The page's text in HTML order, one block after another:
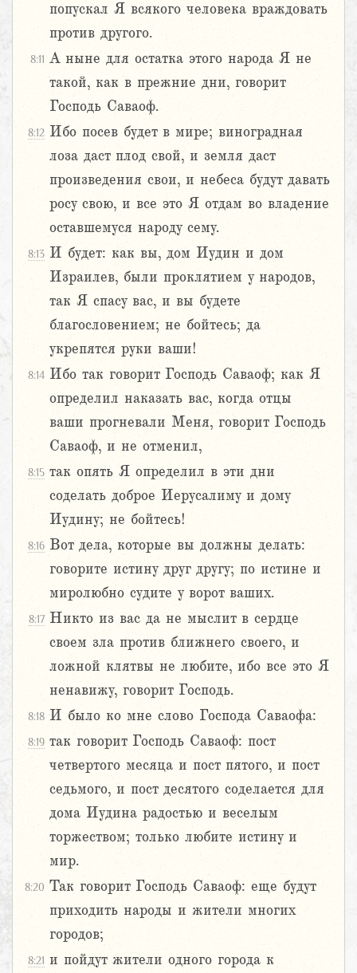
попускал Я всякого человека враждовать
против другого.
8:11 А ныне для остатка этого народа Я не
такой, как в прежние дни, говорит
Господь Саваоф.
8:12 Ибо посев будет в мире; виноградная
лоза даст плод свой, и земля даст
произведения свои, и небеса будут давать
росу свою, и все это Я отдам во владение
оставшемуся народу сему.
8:13 И будет: как вы, дом Иудин и дом
Израилев, были проклятием у народов,
так Я спасу вас, и вы будете
благословением; не бойтесь; да
укрепятся руки ваши!
8:14 Ибо так говорит Господь Саваоф; как Я
определил наказать вас, когда отцы
ваши прогневали Меня, говорит Господь
Саваоф, и не отменил,
8:15 так опять Я определил в эти дни
соделать доброе Иерусалиму и дому
Иудину; не бойтесь!
8:16 Вот дела, которые вы должны делать:
говорите истину друг другу; по истине и
миролюбно судите у ворот ваших.
8:17 Никто из вас да не мыслит в сердце
своем зла против ближнего своего, и
ложной клятвы не любите, ибо все это Я
ненавижу, говорит Господь.
8:18 И было ко мне слово Господа Саваофа:
8:19 так говорит Господь Саваоф: пост
четвертого месяца и пост пятого, и пост
седьмого, и пост десятого соделается для
дома Иудина радостью и веселым
торжеством; только любите истину и
мир.
8:20 Так говорит Господь Саваоф: еще будут
приходить народы и жители многих
городов;
8:21 и пойдут жители одного города к